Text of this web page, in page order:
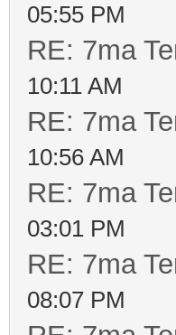
05:55 PM
RE: 7ma
10:11 AM
RE: 7ma
10:56 AM
RE: 7ma
03:01 PM
RE: 7ma
08:07 PM